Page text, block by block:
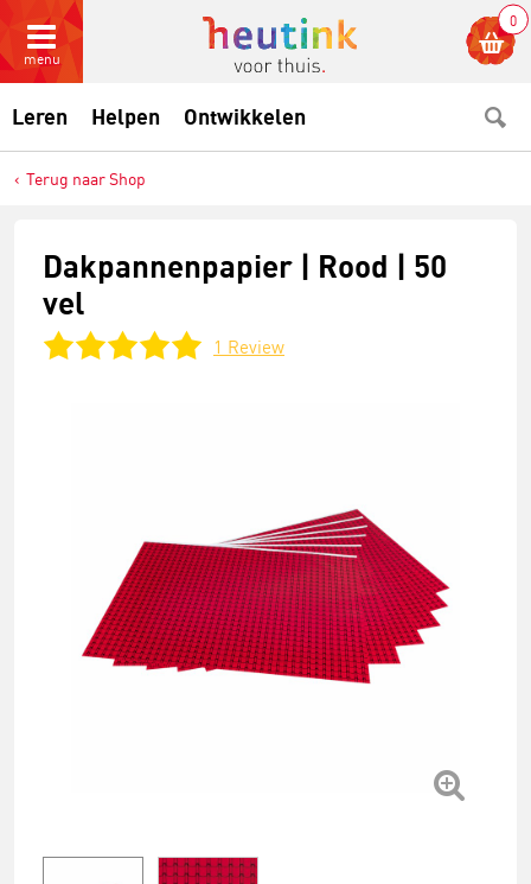
menu
0
Leren Helpen Ontwikkelen
Terug naar Shop
Dakpannenpapier | Rood | 50
vel
1 Review